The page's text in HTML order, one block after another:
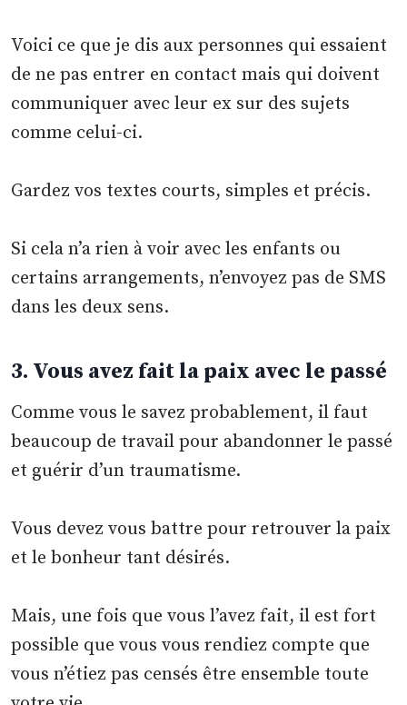
Voici ce que je dis aux personnes qui essaient
de ne pas entrer en contact mais qui doivent
communiquer avec leur ex sur des sujets
comme celui-ci.
Gardez vos textes courts, simples et précis.
Si cela n’a rien à voir avec les enfants ou
certains arrangements, n’envoyez pas de SMS
dans les deux sens.
3. Vous avez fait la paix avec le passé
Comme vous le savez probablement, il faut
beaucoup de travail pour abandonner le passé
et guérir d’un traumatisme.
Vous devez vous battre pour retrouver la paix
et le bonheur tant désirés.
Mais, une fois que vous l’avez fait, il est fort
possible que vous vous rendiez compte que
vous n’étiez pas censés être ensemble toute